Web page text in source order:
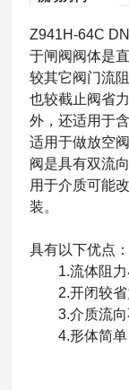
Z941H-64C
于闸阀阀体是
较其它阀门流
也较截止阀省
外，还适用于
适用于做放空
阀是具有双流
用于介质可能
装。
具有以下优点：
1.流体阻力
2.开闭较省
3.介质流向
4.形体简单